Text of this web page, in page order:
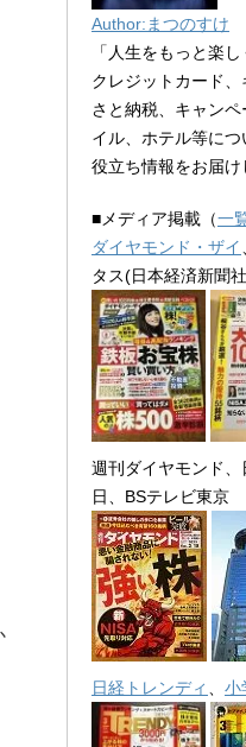
Author:まつのすけ
「人生をもっと楽
クレジットカード
さと納税、キャン
イル、ホテル等に
役立ち情報をお届け
■メディア掲載（一
ダイヤモンド・ザイ
タス(日本経済新聞
週刊ダイヤモンド
日、BSテレビ東京
日経トレンディ 小